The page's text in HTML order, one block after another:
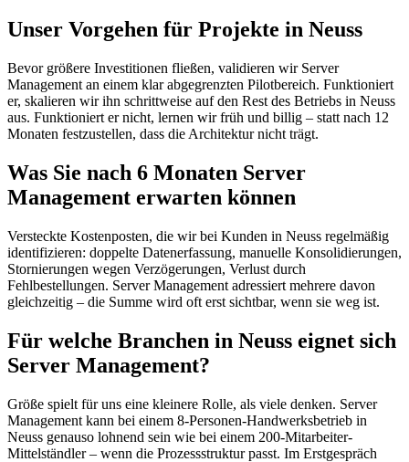
Unser Vorgehen für Projekte in Neuss
Bevor größere Investitionen fließen, validieren wir Server
Management an einem klar abgegrenzten Pilotbereich. Funktioniert
er, skalieren wir ihn schrittweise auf den Rest des Betriebs in Neuss
aus. Funktioniert er nicht, lernen wir früh und billig – statt nach 12
Monaten festzustellen, dass die Architektur nicht trägt.
Was Sie nach 6 Monaten Server
Management erwarten können
Versteckte Kostenposten, die wir bei Kunden in Neuss regelmäßig
identifizieren: doppelte Datenerfassung, manuelle Konsolidierungen,
Stornierungen wegen Verzögerungen, Verlust durch
Fehlbestellungen. Server Management adressiert mehrere davon
gleichzeitig – die Summe wird oft erst sichtbar, wenn sie weg ist.
Für welche Branchen in Neuss eignet sich
Server Management?
Größe spielt für uns eine kleinere Rolle, als viele denken. Server
Management kann bei einem 8-Personen-Handwerksbetrieb in
Neuss genauso lohnend sein wie bei einem 200-Mitarbeiter-
Mittelständler – wenn die Prozessstruktur passt. Im Erstgespräch